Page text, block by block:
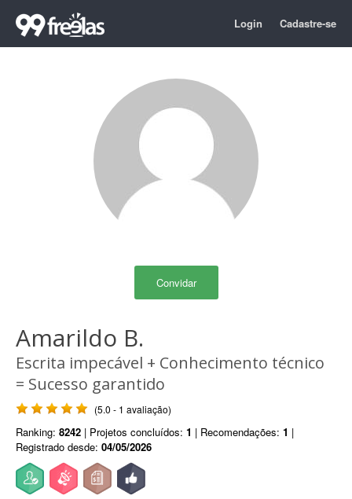
Login Cadastre-se
Convidar
Amarildo B.
Escrita impecável + Conhecimento técnico
= Sucesso garantido
(5.0 - 1 avaliação)
Ranking: 8242 | Projetos concluídos: 1 | Recomendações: 1 |
Registrado desde: 04/05/2026